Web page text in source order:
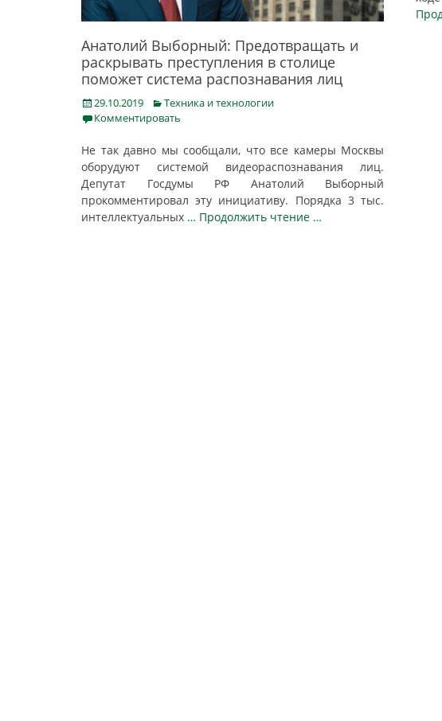
Анатолий Выборный: Предотвращать и
раскрывать преступления в столице
поможет система распознавания лиц
Posted
on
29.10.2019 Categories
Техника и технологии
Комментировать
Не так давно мы сообщали, что все камеры Москвы
оборудуют системой видеораспознавания лиц.
Депутат Госдумы РФ Анатолий Выборный
прокомментировал эту инициативу. Порядка 3 тыс.
интеллектуальных … Продолжить чтение …